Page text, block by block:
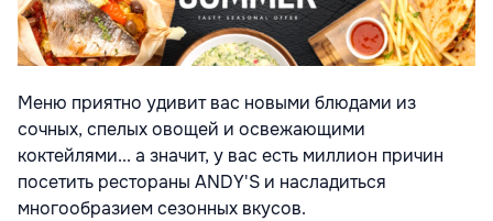
Меню приятно удивит вас новыми блюдами из
сочных, спелых овощей и освежающими
коктейлями... а значит, у вас есть миллион причин
посетить рестораны ANDY'S и насладиться
многообразием сезонных вкусов.